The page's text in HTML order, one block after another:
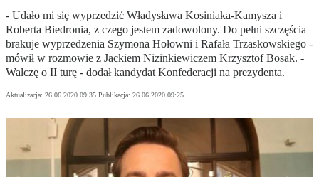
- Udało mi się wyprzedzić Władysława Kosiniaka-Kamysza i
Roberta Biedronia, z czego jestem zadowolony. Do pełni szczęścia
brakuje wyprzedzenia Szymona Hołowni i Rafała Trzaskowskiego -
mówił w rozmowie z Jackiem Nizinkiewiczem Krzysztof Bosak. -
Walczę o II turę - dodał kandydat Konfederacji na prezydenta.
Aktualizacja: 26.06.2020 09:35 Publikacja: 26.06.2020 09:25